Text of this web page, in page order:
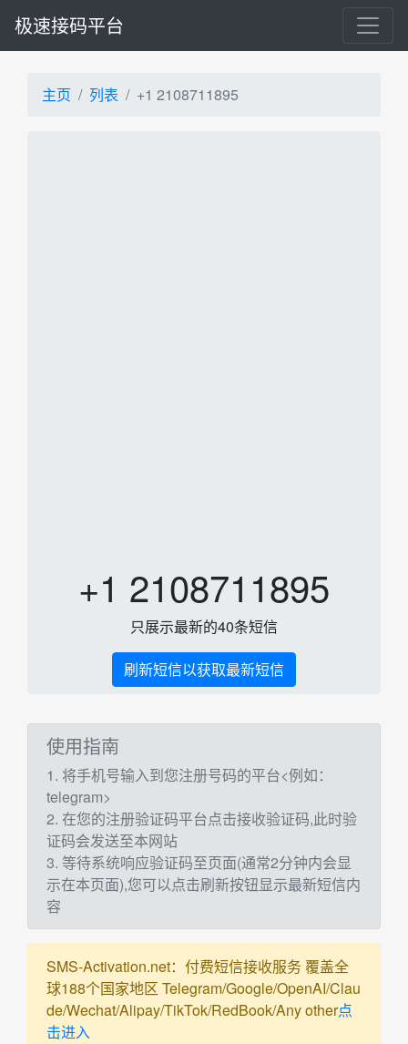
极速接码平台
主页 列表 +1 2108711895
+1 2108711895
只展示最新的40条短信
刷新短信以获取最新短信
使用指南
1. 将手机号输入到您注册号码的平台<例如：
telegram>
2. 在您的注册验证码平台点击接收验证码,此时验
证码会发送至本网站
3. 等待系统响应验证码至页面(通常2分钟内会显
示在本页面),您可以点击刷新按钮显示最新短信内
容
SMS-Activation.net：付费短信接收服务 覆盖全
球188个国家地区 Telegram/Google/OpenAI/Clau
de/Wechat/Alipay/TikTok/RedBook/Any other点
击进入